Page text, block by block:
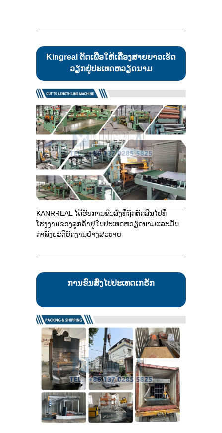
Kingreal ຕັດເພື່ອໃຫ້ເຄື່ອງສາຍຍາວເຮັດ
ວຽກຢູ່ປະເທດຫວຽດນາມ
KANRREAL ໄດ້ຮັບການຂົນສົ່ງທີ່ຖືກຕັດສິນໄປທີ່
ໂຮງງານຂອງລູກຄ້າຢູ່ໃນປະເທດຫວຽດນາມແລະມັນ
ກໍາລັງປະຕິບັດງານຢ່າງສະບາຍ
ການຂົນສົ່ງໄປປະເທດເກຣັກ